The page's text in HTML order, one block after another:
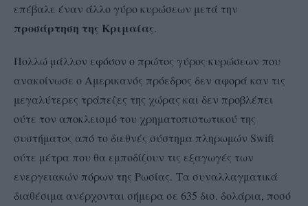
επέβαλε έναν άλλο γύρο κυρώσεων μετά την
προσάρτηση της Κριμαίας.
Πολλώ μάλλον εφόσον ο πρώτος γύρος κυρώσεων που
ανακοίνωσε ο Αμερικανός πρόεδρος δεν αφορά καν τις
μεγαλύτερες τράπεζες της χώρας και δεν προβλέπει
ούτε τον αποκλεισμό του χρηματοπιστωτικού της
συστήματος από το διεθνές σύστημα πληρωμών Swift
ούτε μέτρα που θα εμποδίζουν τις εξαγωγές των
ενεργειακών πόρων της Ρωσίας. Τα συναλλαγματικά
διαθέσιμα ανέρχονται σήμερα σε 635 δισ. δολάρια, ποσό